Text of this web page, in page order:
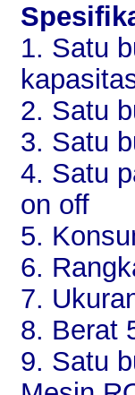
1. Satu
2. Satu
3. Satu
4. Satu
on off
5.
6.
7.
8. Berat
9. Satu